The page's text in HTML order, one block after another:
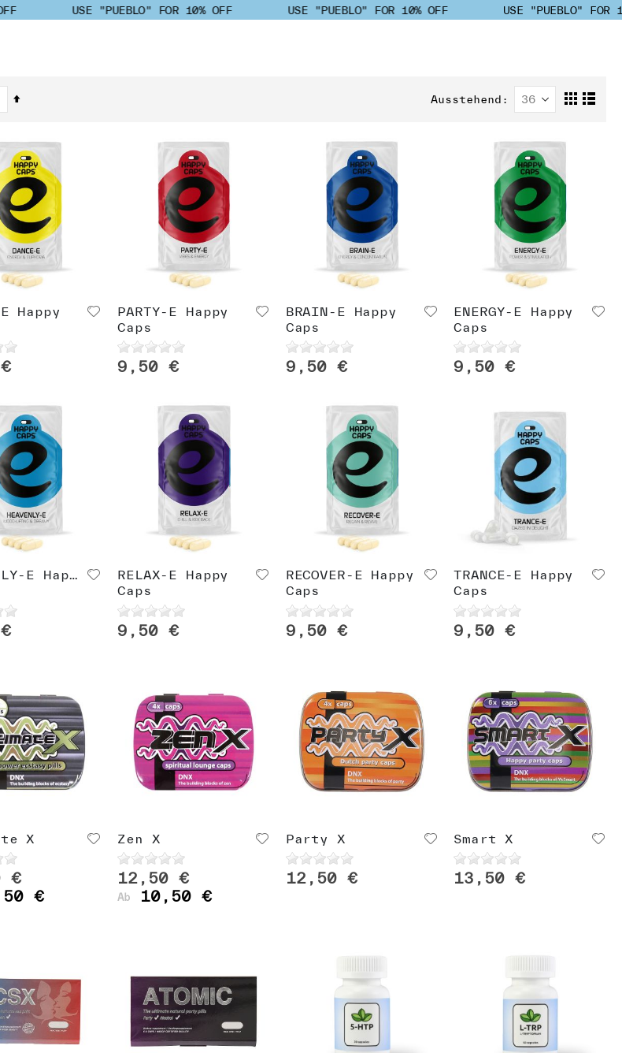
USE "PUEBLO" FOR 10% OFF USE "PUEBLO" FOR 10% OFF USE "PUEBLO" FOR
Absteigend
Ausstehend
Anzeigen
E Happy
PARTY-E Happy
Caps
9,50 €
BRAIN-E Happy
Caps
9,50 €
ENERGY-E Happy
Caps
9,50 €
E Happy
RELAX-E Happy
Caps
9,50 €
RECOVER-E Happy
Caps
9,50 €
TRANCE-E Happy
Caps
9,50 €
X
€
€
Zen X
12,50 €
Ab 10,50 €
Party X
12,50 €
Smart X
13,50 €